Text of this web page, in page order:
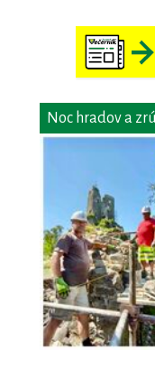
Noc hradov a